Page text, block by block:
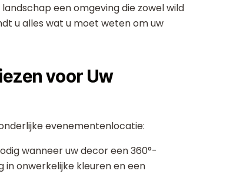
een omgeving die zowel wild
u alles wat u moet weten om uw
voor Uw
evenementenlocatie:
wanneer uw decor een 360°-
onwerkelijke kleuren en een